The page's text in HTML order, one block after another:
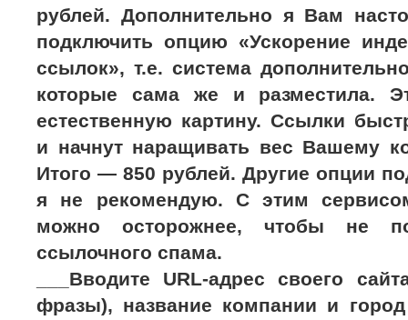
рублей. Дополнительно я Вам
подключить опцию «Ускорение
ссылок», т.е. система
которые сама же и разместила.
естественную картину. Ссылки
и начнут наращивать вес Вашему
Итого — 850 рублей. Другие опции
я не рекомендую. С этим
можно осторожнее, чтобы не
ссылочного спама.
___Вводите URL-адрес своего
фразы), название компании и